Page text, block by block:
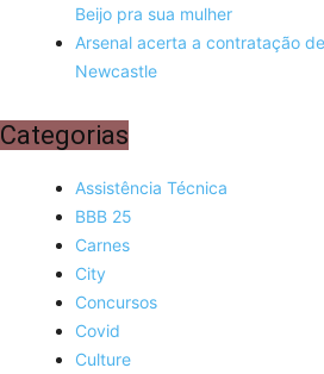
Beijo pra sua mulher
Arsenal acerta a contratação
Newcastle
Categorias
Assistência Técnica
BBB 25
Carnes
City
Concursos
Covid
Culture